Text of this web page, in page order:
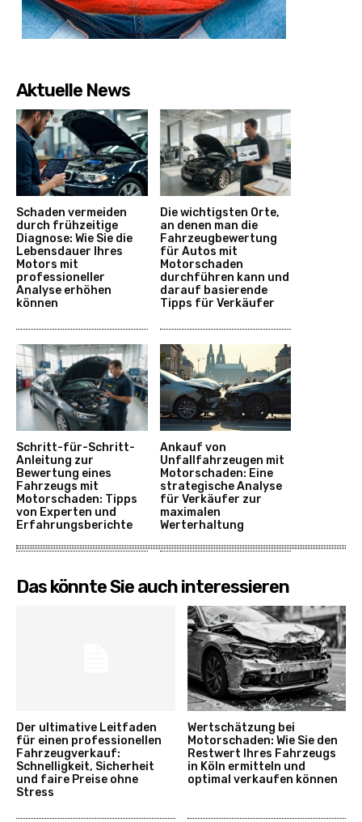
Aktuelle News
Schaden vermeiden
durch frühzeitige
Diagnose: Wie Sie die
Lebensdauer Ihres
Motors mit
professioneller
Analyse erhöhen
können
Die wichtigsten Orte,
an denen man die
Fahrzeugbewertung
für Autos mit
Motorschaden
durchführen kann und
darauf basierende
Tipps für Verkäufer
Schritt-für-Schritt-
Anleitung zur
Bewertung eines
Fahrzeugs mit
Motorschaden: Tipps
von Experten und
Erfahrungsberichte
Ankauf von
Unfallfahrzeugen mit
Motorschaden: Eine
strategische Analyse
für Verkäufer zur
maximalen
Werterhaltung
Das könnte Sie auch interessieren
Der ultimative Leitfaden
für einen professionellen
Fahrzeugverkauf:
Schnelligkeit, Sicherheit
und faire Preise ohne
Stress
Wertschätzung bei
Motorschaden: Wie Sie den
Restwert Ihres Fahrzeugs
in Köln ermitteln und
optimal verkaufen können